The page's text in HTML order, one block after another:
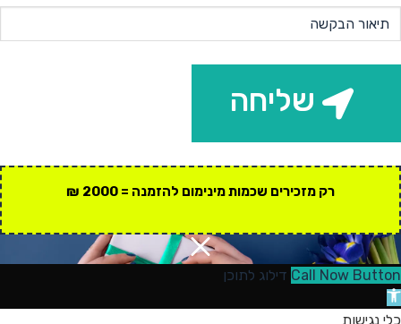
שליחה
רק מזכירים שכמות מינימום להזמנה = 2000 ₪
Call Now Button דילוג לתוכן
פתח
סרגל
כלי נגישות